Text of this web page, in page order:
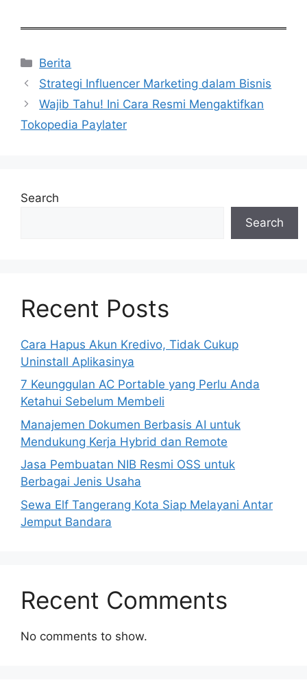
Categories
Berita
Strategi Influencer Marketing dalam Bisnis
Wajib Tahu! Ini Cara Resmi Mengaktifkan
Tokopedia Paylater
Search
Search
Recent Posts
Cara Hapus Akun Kredivo, Tidak Cukup
Uninstall Aplikasinya
7 Keunggulan AC Portable yang Perlu Anda
Ketahui Sebelum Membeli
Manajemen Dokumen Berbasis AI untuk
Mendukung Kerja Hybrid dan Remote
Jasa Pembuatan NIB Resmi OSS untuk
Berbagai Jenis Usaha
Sewa Elf Tangerang Kota Siap Melayani Antar
Jemput Bandara
Recent Comments
No comments to show.